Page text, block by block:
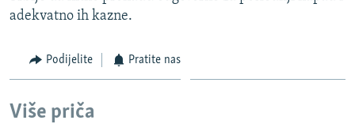
adekvatno ih kazne.
Podijelite Pratite nas
Više priča